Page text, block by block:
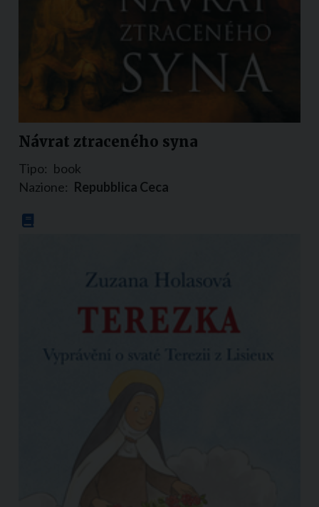
Návrat ztraceného syna
Tipo: book
Nazione: Repubblica Ceca